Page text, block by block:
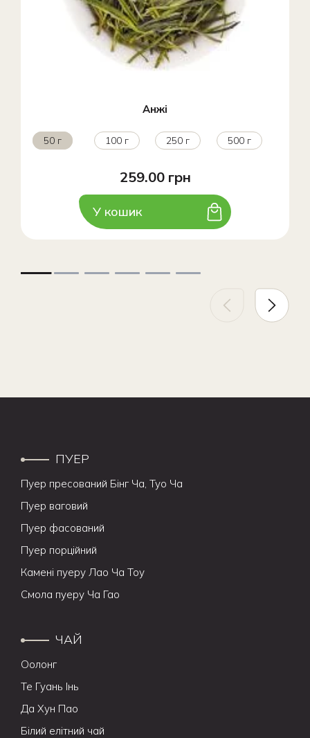
Анжі
50 г 100 г 250 г 500 г
259.00 грн
У кошик
ПУЕР
Пуер пресований Бінг Ча, Туо Ча
Пуер ваговий
Пуер фасований
Пуер порційний
Камені пуеру Лао Ча Тоу
Смола пуеру Ча Гао
ЧАЙ
Оолонг
Те Гуань Інь
Да Хун Пао
Білий елітний чай